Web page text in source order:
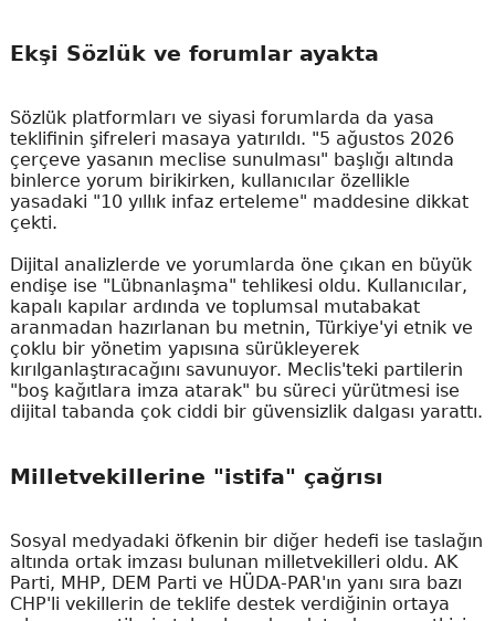
Ekşi Sözlük ve forumlar ayakta
Sözlük platformları ve siyasi forumlarda da yasa
teklifinin şifreleri masaya yatırıldı. "5 ağustos 2026
çerçeve yasanın meclise sunulması" başlığı altında
binlerce yorum birikirken, kullanıcılar özellikle
yasadaki "10 yıllık infaz erteleme" maddesine dikkat
çekti.
Dijital analizlerde ve yorumlarda öne çıkan en büyük
endişe ise "Lübnanlaşma" tehlikesi oldu. Kullanıcılar,
kapalı kapılar ardında ve toplumsal mutabakat
aranmadan hazırlanan bu metnin, Türkiye'yi etnik ve
çoklu bir yönetim yapısına sürükleyerek
kırılganlaştıracağını savunuyor. Meclis'teki partilerin
"boş kağıtlara imza atarak" bu süreci yürütmesi ise
dijital tabanda çok ciddi bir güvensizlik dalgası yarattı.
Milletvekillerine "istifa" çağrısı
Sosyal medyadaki öfkenin bir diğer hedefi ise taslağın
altında ortak imzası bulunan milletvekilleri oldu. AK
Parti, MHP, DEM Parti ve HÜDA-PAR'ın yanı sıra bazı
CHP'li vekillerin de teklife destek verdiğinin ortaya